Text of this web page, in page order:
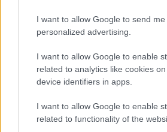
I want to allow Google to send me
personalized advertising.
I want to allow Google to enable
related to analytics like cookies
device identifiers in apps.
I want to allow Google to enable
related to functionality of the